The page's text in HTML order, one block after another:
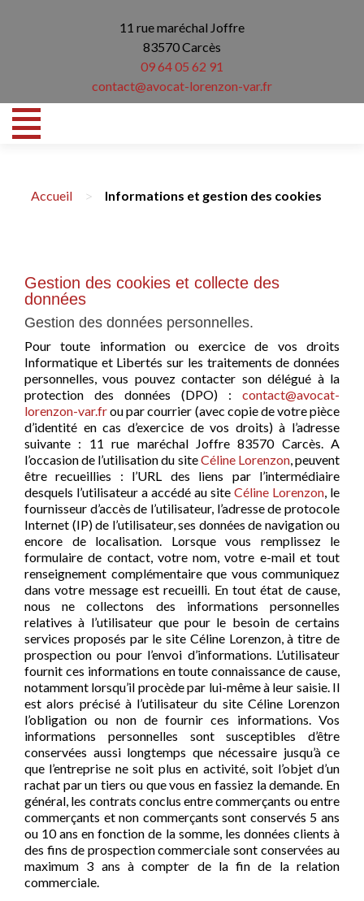
11 rue maréchal Joffre
83570 Carcès
09 64 05 62 91
contact@avocat-lorenzon-var.fr
Accueil > Informations et gestion des cookies
Gestion des cookies et collecte des
données
Gestion des données personnelles.
Pour toute information ou exercice de vos droits
Informatique et Libertés sur les traitements de données
personnelles, vous pouvez contacter son délégué à la
protection des données (DPO) : contact@avocat-
lorenzon-var.frou par courrier (avec copie de votre pièce
d’identité en cas d’exercice de vos droits) à l’adresse
suivante : 11 rue maréchal Joffre 83570 Carcès. A
l’occasion de l’utilisation du siteCéline Lorenzon, peuvent
être recueillies : l’URL des liens par l’intermédiaire
desquels l’utilisateur a accédé au site Céline Lorenzon , le
fournisseur d’accès de l’utilisateur, l’adresse de protocole
Internet (IP) de l’utilisateur, ses données de navigation ou
encore de localisation. Lorsque vous remplissez le
formulaire de contact, votre nom, votre e-mail et tout
renseignement complémentaire que vous communiquez
dans votre message est recueilli. En tout état de cause,
nous ne collectons des informations personnelles
relatives à l’utilisateur que pour le besoin de certains
services proposés par le site Céline Lorenzon, à titre de
prospection ou pour l’envoi d’informations. L’utilisateur
fournit ces informations en toute connaissance de cause,
notamment lorsqu’il procède par lui-même à leur saisie. Il
est alors précisé à l’utilisateur du site Céline Lorenzon
l’obligation ou non de fournir ces informations. Vos
informations personnelles sont susceptibles d’être
conservées aussi longtemps que nécessaire jusqu’à ce
que l’entreprise ne soit plus en activité, soit l’objet d’un
rachat par un tiers ou que vous en fassiez la demande. En
général, les contrats conclus entre commerçants ou entre
commerçants et non commerçants sont conservés 5 ans
ou 10 ans en fonction de la somme, les données clients à
des fins de prospection commerciale sont conservées au
maximum 3 ans à compter de la fin de la relation
commerciale.